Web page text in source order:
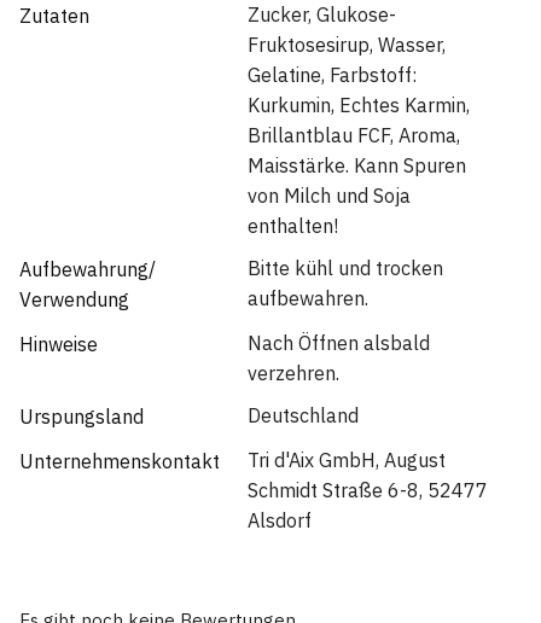
Zutaten
Zucker, Glukose-
Fruktosesirup, Wasser,
Gelatine, Farbstoff:
Kurkumin, Echtes Karmin,
Brillantblau FCF, Aroma,
Maisstärke. Kann Spuren
von Milch und Soja
enthalten!
Aufbewahrung/
Verwendung
Bitte kühl und trocken
aufbewahren.
Hinweise
Nach Öffnen alsbald
verzehren.
Urspungsland
Deutschland
Unternehmenskontakt
Tri d'Aix GmbH, August
Schmidt Straße 6-8, 52477
Alsdorf